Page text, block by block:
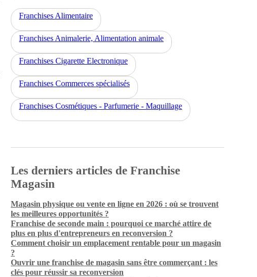
Franchises Alimentaire
Franchises Animalerie, Alimentation animale
Franchises Cigarette Electronique
Franchises Commerces spécialisés
Franchises Cosmétiques - Parfumerie - Maquillage
Les derniers articles de Franchise
Magasin
Magasin physique ou vente en ligne en 2026 : où se trouvent
les meilleures opportunités ?
Franchise de seconde main : pourquoi ce marché attire de
plus en plus d'entrepreneurs en reconversion ?
Comment choisir un emplacement rentable pour un magasin
?
Ouvrir une franchise de magasin sans être commerçant : les
clés pour réussir sa reconversion